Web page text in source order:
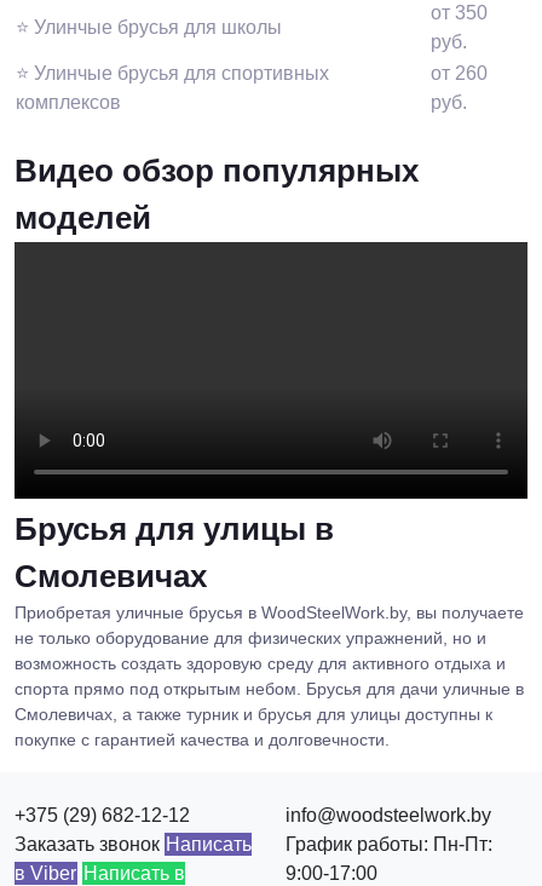
⭐️ Улинчые брусья для школы
от 350
руб.
⭐️ Улинчые брусья для спортивных
комплексов
от 260
руб.
Видео обзор популярных
моделей
Брусья для улицы в
Смолевичах
Приобретая уличные брусья в WoodSteelWork.by, вы получаете
не только оборудование для физических упражнений, но и
возможность создать здоровую среду для активного отдыха и
спорта прямо под открытым небом. Брусья для дачи уличные в
Смолевичах, а также турник и брусья для улицы доступны к
покупке с гарантией качества и долговечности.
+375 (29) 682-12-12
Заказать звонок Написать
в Viber Написать в
info@woodsteelwork.by
График работы: Пн-Пт:
9:00-17:00